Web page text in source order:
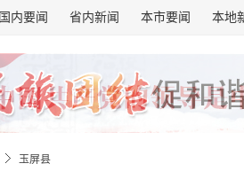
国内要闻 省内新闻 本市要闻 本地
玉屏县